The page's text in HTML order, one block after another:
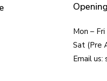
Mon –
Sat (Pre
Email us: